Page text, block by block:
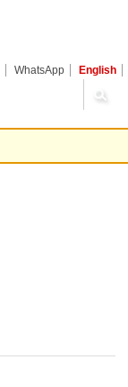
WhatsApp English